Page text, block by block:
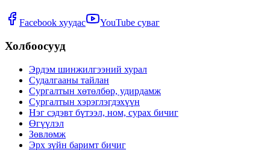
Facebook хуудас YouTube суваг
Холбоосууд
Эрдэм шинжилгээний хурал
Судалгааны тайлан
Сургалтын хөтөлбөр, удирдамж
Сургалтын хэрэглэгдэхүүн
Нэг сэдэвт бүтээл, ном, сурах бичиг
Өгүүлэл
Зөвлөмж
Эрх зүйн баримт бичиг